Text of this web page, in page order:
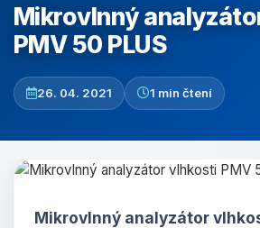
Mikrovlnný
PMV 50 PLUS
26. 04. 2021 1 min čtení
Mikrovlnný analyzátor